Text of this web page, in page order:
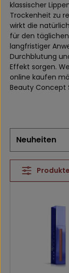
klassischer
Trockenheit zu
wirkt die
für den
langfristiger
Durchblutung
Effekt sorgen.
online kaufen
Beauty Concept